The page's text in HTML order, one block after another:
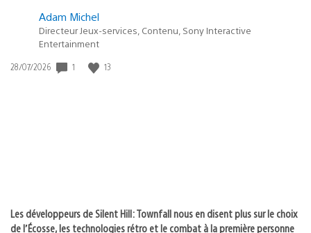
Adam Michel
Directeur Jeux-services, Contenu, Sony Interactive
Entertainment
Date
28/07/2026 1 13
Les développeurs de Silent Hill: Townfall nous en disent plus sur le choix
de l’Écosse, les technologies rétro et le combat à la première personne